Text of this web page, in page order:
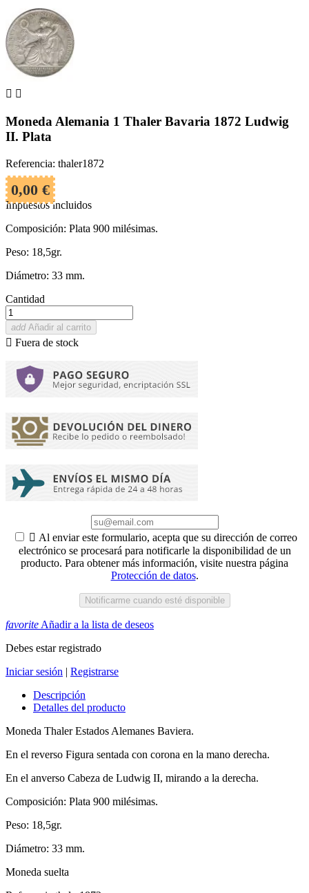
 
Moneda Alemania 1 Thaler Bavaria 1872 Ludwig
II. Plata
Referencia: thaler1872
0,00 €
Impuestos incluidos
Composición: Plata 900 milésimas.
Peso: 18,5gr.
Diámetro: 33 mm.
Cantidad
add Añadir al carrito
 Fuera de stock
 Al enviar este formulario, acepta que su dirección de correo
electrónico se procesará para notificarle la disponibilidad de un
producto. Para obtener más información, visite nuestra página
Protección de datos.
Notificarme cuando esté disponible
favorite Añadir a la lista de deseos
Debes estar registrado
Iniciar sesión | Registrarse
Descripción
Detalles del producto
Moneda Thaler Estados Alemanes Baviera.
En el reverso Figura sentada con corona en la mano derecha.
En el anverso Cabeza de Ludwig II, mirando a la derecha.
Composición: Plata 900 milésimas.
Peso: 18,5gr.
Diámetro: 33 mm.
Moneda suelta